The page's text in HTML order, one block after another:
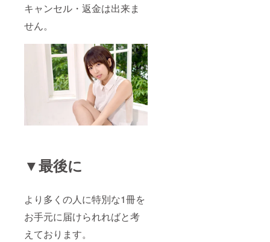
キャンセル・返金は出来ま
せん。
▼最後に
より多くの人に特別な1冊を
お手元に届けられればと考
えております。